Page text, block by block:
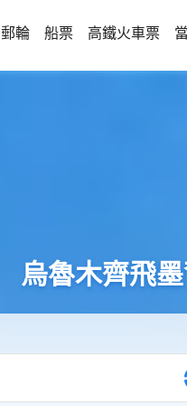
郵輪 船票 高鐵火車票
烏魯木齊飛